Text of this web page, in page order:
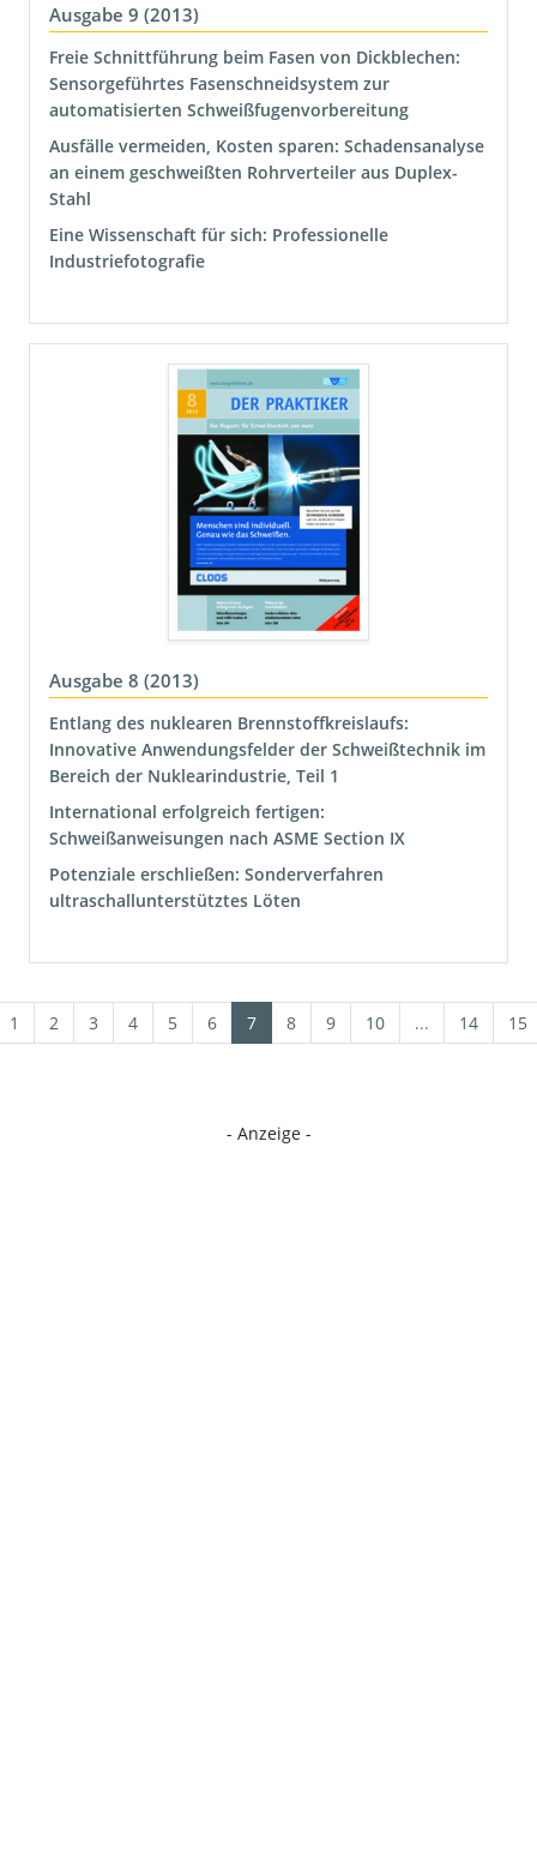
Ausgabe 9 (2013)
Freie Schnittführung beim Fasen von Dickblechen:
Sensorgeführtes Fasenschneidsystem zur
automatisierten Schweißfugenvorbereitung
Ausfälle vermeiden, Kosten sparen: Schadensanalyse
an einem geschweißten Rohrverteiler aus Duplex-
Stahl
Eine Wissenschaft für sich: Professionelle
Industriefotografie
Ausgabe 8 (2013)
Entlang des nuklearen Brennstoffkreislaufs:
Innovative Anwendungsfelder der Schweißtechnik im
Bereich der Nuklearindustrie, Teil 1
International erfolgreich fertigen:
Schweißanweisungen nach ASME Section IX
Potenziale erschließen: Sonderverfahren
ultraschallunterstütztes Löten
1 2 3 4 5 6 7 8 9 10 ... 14 15
- Anzeige -